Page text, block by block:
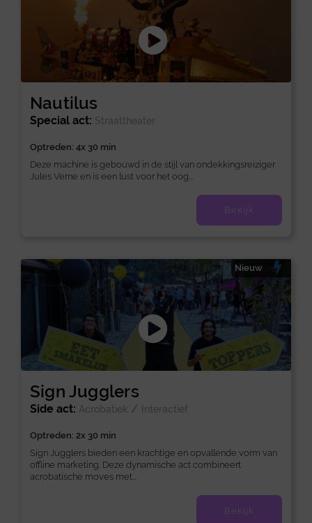
Nautilus
Special act: Straattheater
Optreden: 4x 30 min
Deze machine is gebouwd in de stijl van ondekkingsreiziger
Jules Verne en is een lust voor het oog...
Bekijk
Sign Jugglers
Nieuw
Side act: Acrobatiek / Interactief
Optreden: 2x 30 min
Sign Jugglers bieden een krachtige en opvallende vorm van
offline marketing. Deze dynamische act combineert
acrobatische moves met...
Bekijk